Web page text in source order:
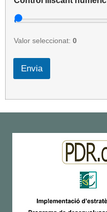
ò
n
i
n
Valor seleccionat: 0
Envia